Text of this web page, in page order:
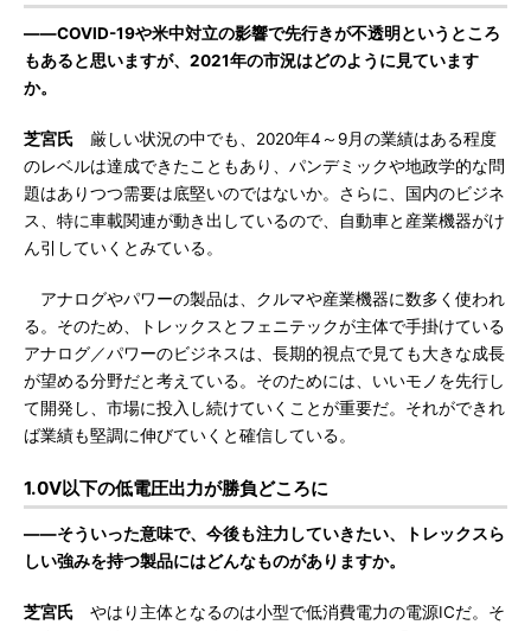
――COVID-19や米中対立の影響で先行きが不透明というところ
もあると思いますが、2021年の市況はどのように見ています
か。
芝宮氏 厳しい状況の中でも、2020年4～9月の業績はある程度
のレベルは達成できたこともあり、パンデミックや地政学的な問
題はありつつ需要は底堅いのではないか。さらに、国内のビジネ
ス、特に車載関連が動き出しているので、自動車と産業機器がけ
ん引していくとみている。
アナログやパワーの製品は、クルマや産業機器に数多く使われ
る。そのため、トレックスとフェニテックが主体で手掛けている
アナログ／パワーのビジネスは、長期的視点で見ても大きな成長
が望める分野だと考えている。そのためには、いいモノを先行し
て開発し、市場に投入し続けていくことが重要だ。それができれ
ば業績も堅調に伸びていくと確信している。
1.0V以下の低電圧出力が勝負どころに
――そういった意味で、今後も注力していきたい、トレックスら
しい強みを持つ製品にはどんなものがありますか。
芝宮氏 やはり主体となるのは小型で低消費電力の電源ICだ。そ